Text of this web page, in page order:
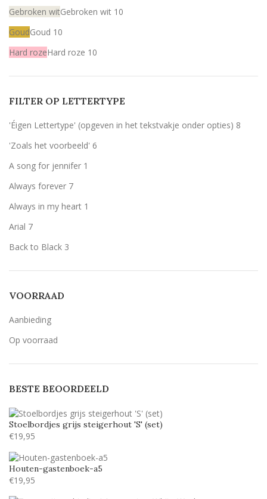
Gebroken witGebroken wit 10
GoudGoud 10
Hard rozeHard roze 10
WitWit
zwart
FILTER OP LETTERTYPE
'Éigen Lettertype' (opgeven in het tekstvakje onder opties) 8
'Zoals het voorbeeld' 6
A song for jennifer 1
Always forever 7
Always in my heart 1
Arial 7
Back to Black 3
Century Gothic
Geen belettering
LillyBelle 7
Lucida handwriting
Monotype corosiva 10
Stea
Stencil 10
VOORRAAD
Aanbieding
Op voorraad
BESTE BEOORDEELD
Stoelbordjes grijs steigerhout 'S' (set)
€19,95
Houten-gastenboek-a5
€19,95